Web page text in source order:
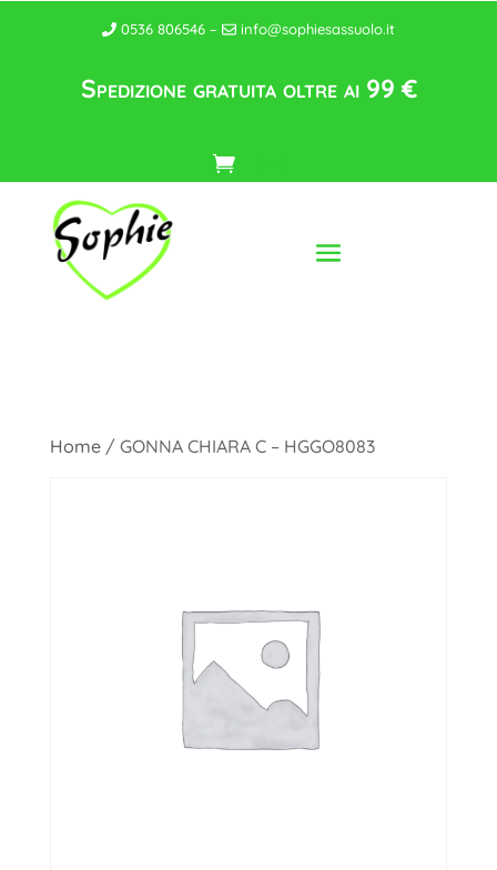
0536 806546 – info@sophiesassuolo.it
Spedizione gratuita oltre ai 99 €
Home/ GONNA CHIARA C – HGGO8083